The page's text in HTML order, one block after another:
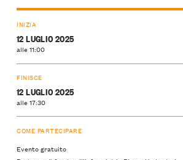
INIZIA
12 LUGLIO 2025
alle 11:00
FINISCE
12 LUGLIO 2025
alle 17:30
COME PARTECIPARE
Evento gratuito